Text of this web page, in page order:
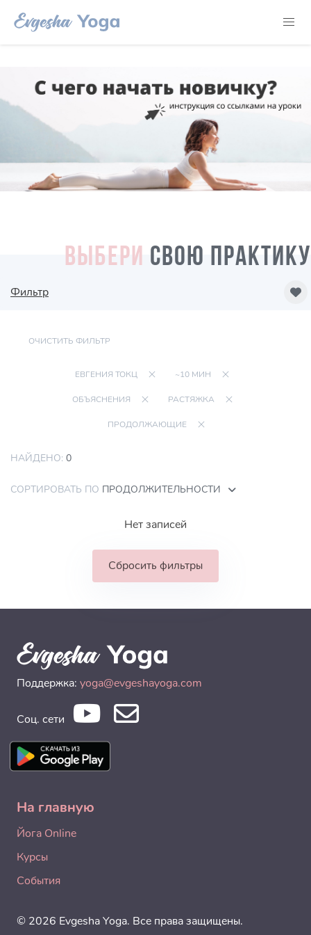
ВЫБЕРИ СВОЮ ПРАКТИКУ
Фильтр
ОЧИСТИТЬ ФИЛЬТР
ЕВГЕНИЯ ТОКЦ ~10 МИН
ОБЪЯСНЕНИЯ РАСТЯЖКА
ПРОДОЛЖАЮЩИЕ
НАЙДЕНО: 0
СОРТИРОВАТЬ ПО ПРОДОЛЖИТЕЛЬНОСТИ
Нет записей
Сбросить фильтры
Поддержка: yoga@evgeshayoga.com
Соц. сети
На главную
Йога Online
Курсы
События
© 2026 Evgesha Yoga. Все права защищены.